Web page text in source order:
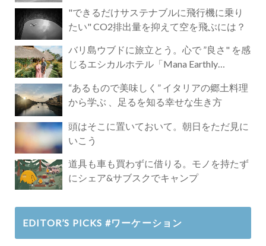
"できるだけサステナブルに飛行機に乗り
たい" CO2排出量を抑えて空を飛ぶには？
バリ島ウブドに旅立とう。心で ”良さ" を感
じるエシカルホテル「Mana Earthly
“あるもので美味しく” イタリアの郷土料理
から学ぶ 、足るを知る幸せな生き方
頭はそこに置いておいて。朝日をただ見に
いこう
道具も車も買わずに借りる。モノを持たず
にシェア&サブスクでキャンプ
EDITOR’S PICKS #ワーケーション